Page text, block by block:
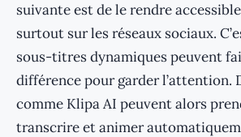
suivante est de le rendre
surtout sur les réseaux sociaux.
sous-titres dynamiques peuvent
différence pour garder l’attention.
comme Klipa AI peuvent alors
transcrire et animer